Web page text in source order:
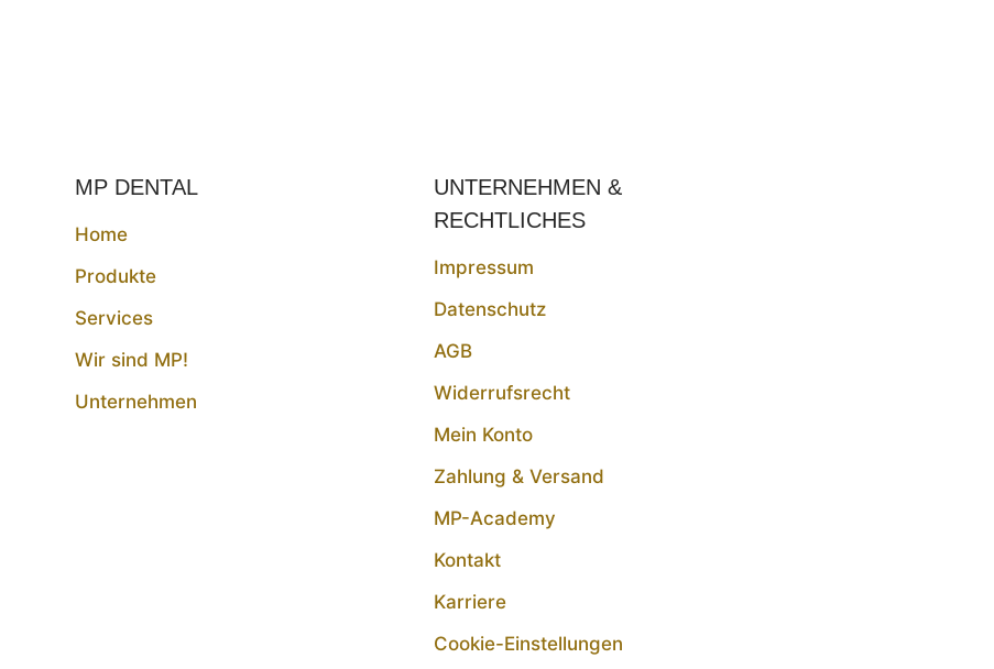
MP DENTAL
Home
Produkte
Services
Wir sind MP!
Unternehmen
UNTERNEHMEN &
RECHTLICHES
Impressum
Datenschutz
AGB
Widerrufsrecht
Mein Konto
Zahlung & Versand
MP-Academy
Kontakt
Karriere
Cookie-Einstellungen